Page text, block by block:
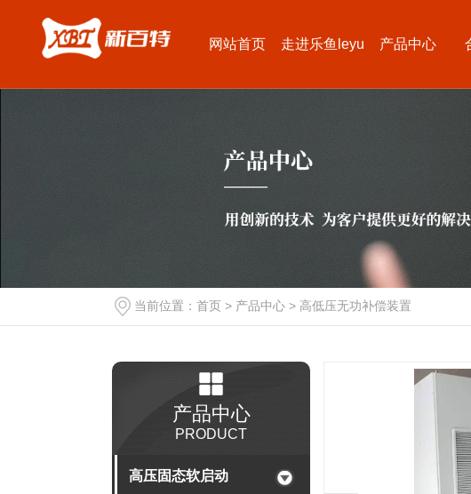
网站首页 走进乐鱼leyu 产品中心
当前位置：首页 > 产品中心 > 高低压无功补偿装置
产品中心
PRODUCT
高压固态软启动